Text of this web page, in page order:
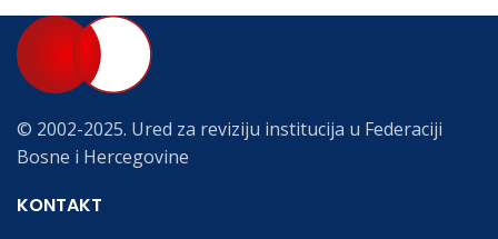
© 2002-2025. Ured za reviziju institucija u Federaciji
Bosne i Hercegovine
KONTAKT